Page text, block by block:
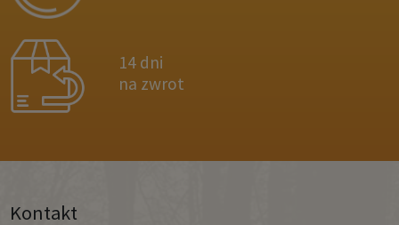
14 dni
na zwrot
Kontakt